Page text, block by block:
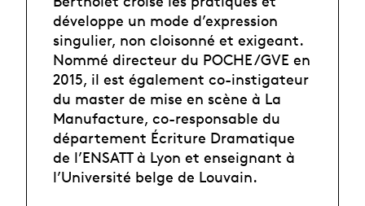
développe un mode d’expression
singulier, non cloisonné et exigeant.
Nommé directeur du POCHE /GVE en
2015, il est également co-instigateur
du master de mise en scène à La
Manufacture, co-responsable du
département Écriture Dramatique
de l’ENSATT à Lyon et enseignant à
l’Université belge de Louvain.